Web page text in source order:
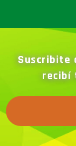
Suscribite
recibí